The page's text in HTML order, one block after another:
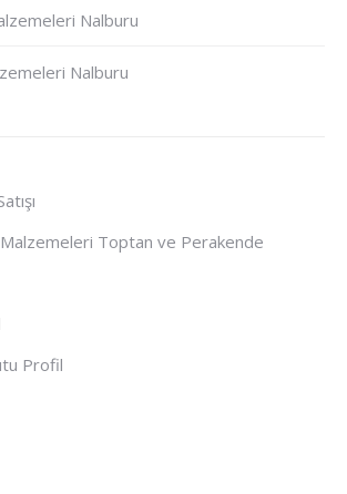
Nalburu
Nalburu
Toptan ve Perakende
Profil